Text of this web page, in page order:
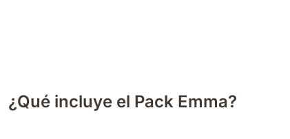
¿Qué incluye el Pack Emma?